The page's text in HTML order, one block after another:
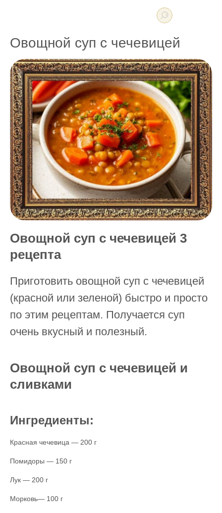
Овощной суп с чечевицей
Овощной суп с чечевицей 3
рецепта
Приготовить овощной суп с чечевицей
(красной или зеленой) быстро и просто
по этим рецептам. Получается суп
очень вкусный и полезный.
Овощной суп с чечевицей и
сливками
Ингредиенты:
Красная чечевица — 200 г
Помидоры — 150 г
Лук — 200 г
Морковь— 100 г